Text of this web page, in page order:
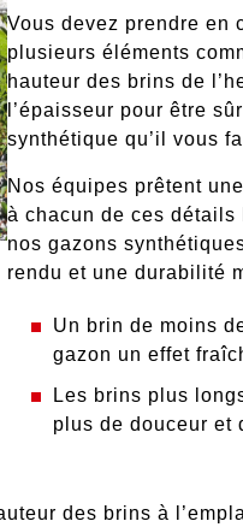
Vous devez prendre en
plusieurs éléments
hauteur des brins de
l’épaisseur pour être
synthétique qu’il vous
Nos équipes prêtent
à chacun de ces
nos gazons
rendu et une durabilité
Un brin de moins
gazon un effet
Les brins plus
plus de douceur et
des brins à